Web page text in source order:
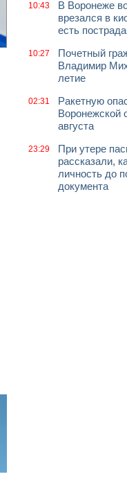
10:43
В Воронеже
врезался в
есть
10:27
Почетный
Владимир
летие
02:31
Ракетную
Воронежской
августа
23:29
При утере
рассказали,
личность до
документа